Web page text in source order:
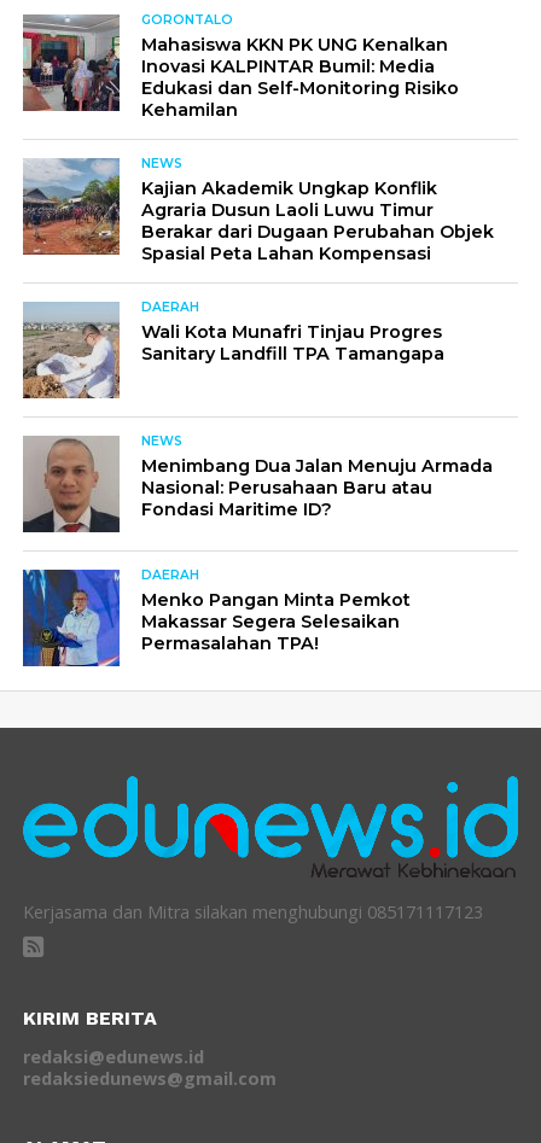
GORONTALO
Mahasiswa KKN PK UNG Kenalkan
Inovasi KALPINTAR Bumil: Media
Edukasi dan Self-Monitoring Risiko
Kehamilan
NEWS
Kajian Akademik Ungkap Konflik
Agraria Dusun Laoli Luwu Timur
Berakar dari Dugaan Perubahan Objek
Spasial Peta Lahan Kompensasi
DAERAH
Wali Kota Munafri Tinjau Progres
Sanitary Landfill TPA Tamangapa
NEWS
Menimbang Dua Jalan Menuju Armada
Nasional: Perusahaan Baru atau
Fondasi Maritime ID?
DAERAH
Menko Pangan Minta Pemkot
Makassar Segera Selesaikan
Permasalahan TPA!
Kerjasama dan Mitra silakan menghubungi 085171117123
KIRIM BERITA
redaksi@edunews.id
redaksiedunews@gmail.com